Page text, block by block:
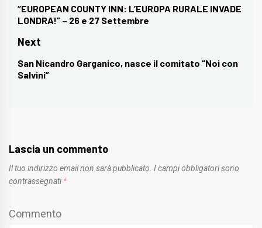
articoli
Previous
post:
“EUROPEAN COUNTY INN: L’EUROPA RURALE INVADE
LONDRA!” – 26 e 27 Settembre
Next
Next
post:
San Nicandro Garganico, nasce il comitato “Noi con
Salvini”
Lascia un commento
Il tuo indirizzo email non sarà pubblicato. I campi obbligatori sono
contrassegnati *
Commento